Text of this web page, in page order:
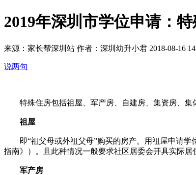
2019年深圳市学位申请：
来源：家长帮深圳站 作者：深圳幼升小君 2018-08-16
说两句
特殊住房包括祖屋、军产房、自建房、集资房、集
祖屋
即“祖父母或外祖父母”购买的房产。用祖屋申请学
指南》）。且此种情况一般要求社区居委会开具实际
军产房